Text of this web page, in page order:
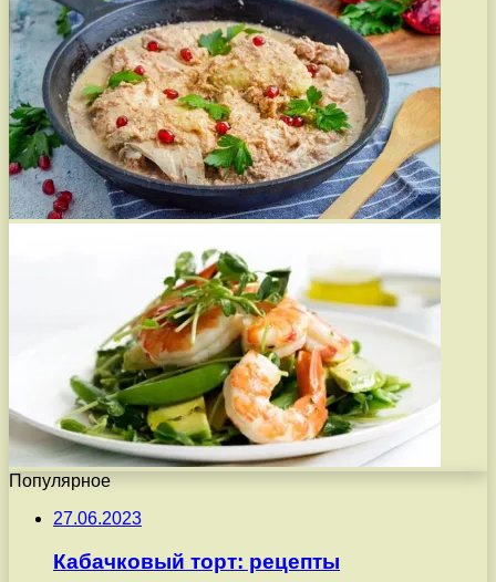
Популярное
27.06.2023
Кабачковый торт: рецепты